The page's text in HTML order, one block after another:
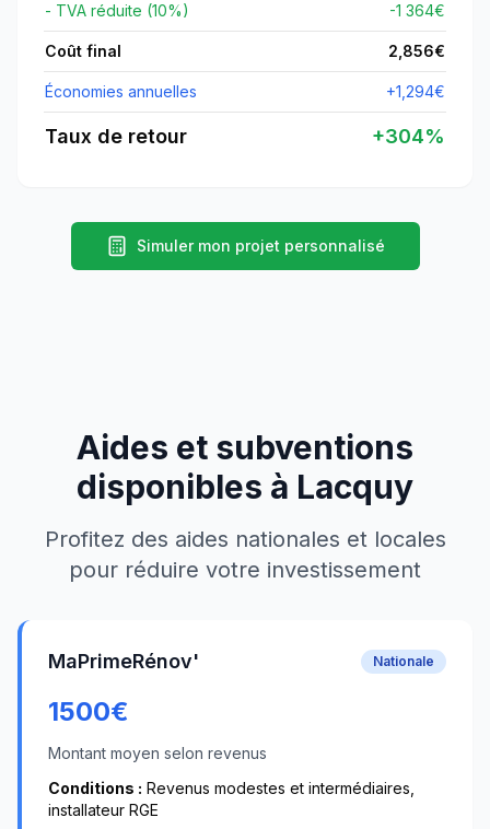
- TVA réduite (10%) -1 364€
Coût final 2,856€
Économies annuelles +1,294€
Taux de retour +304%
Simuler mon projet personnalisé
Aides et subventions
disponibles à Lacquy
Profitez des aides nationales et locales
pour réduire votre investissement
MaPrimeRénov' Nationale
1500€
Montant moyen selon revenus
Conditions : Revenus modestes et intermédiaires,
installateur RGE